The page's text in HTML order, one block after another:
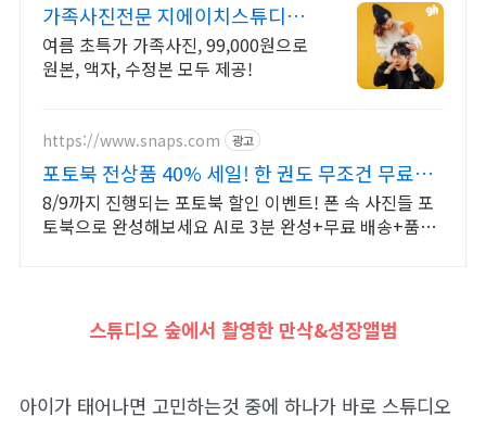
가족사진전문 지에이치스튜디오
인물중심 사진관
여름 초특가 가족사진, 99,000원으로
원본, 액자, 수정본 모두 제공!
https://www.snaps.com 광고
포토북 전상품 40% 세일! 한 권도 무조건 무료배
송
8/9까지 진행되는 포토북 할인 이벤트! 폰 속 사진들 포
토북으로 완성해보세요 AI로 3분 완성+무료 배송+품질
스튜디오 숲에서 촬영한 만삭&성장앨범
아이가 태어나면 고민하는것 중에 하나가 바로 스튜디오